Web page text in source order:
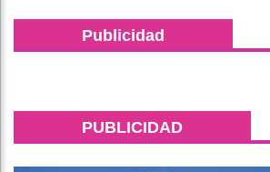
Publicidad
PUBLICIDAD